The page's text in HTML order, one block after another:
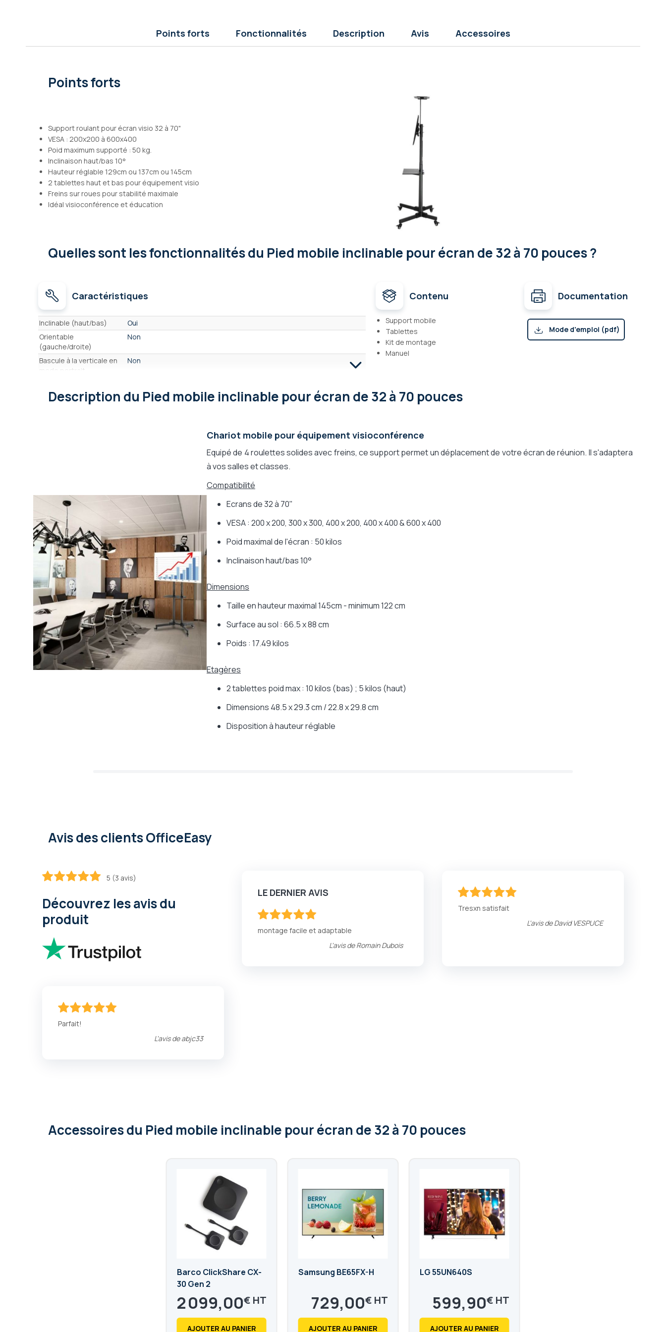
Points forts Fonctionnalités Description Avis Accessoires
Points forts
Support roulant pour écran visio 32 à 70"
VESA : 200x200 à 600x400
Poid maximum supporté : 50 kg.
Inclinaison haut/bas 10°
Hauteur réglable 129cm ou 137cm ou 145cm
2 tablettes haut et bas pour équipement visio
Freins sur roues pour stabilité maximale
Idéal visioconférence et éducation
Quelles sont les fonctionnalitésdu Pied mobile inclinable pour écran de 32 à 70 pouces ?
Caractéristiques
Caractéristiques
Inclinable (haut/bas)
Oui
Orientable
(gauche/droite)
Non
Bascule à la verticale en
mode portrait
Non
Fixation VESA (L x H)
200 x 200, 300 x 300, 300 x 400 , 400 x 200, 400 x 400, 600 x 400
Contenu
Support mobile
Tablettes
Kit de montage
Manuel
Documentation
Mode d'emploi (pdf)
Description du Pied mobile inclinable pour écran de 32 à 70 pouces
Chariot mobile pour équipement visioconférence
Equipé de 4 roulettes solides avec freins, ce support permet un déplacement de votre écran de réunion. Il s'adaptera
à vos salles et classes.
Compatibilité
Ecrans de 32 à 70"
VESA : 200 x 200, 300 x 300, 400 x 200, 400 x 400 & 600 x 400
Poid maximal de l'écran : 50 kilos
Inclinaison haut/bas 10°
Dimensions
Taille en hauteur maximal 145cm - minimum 122 cm
Surface au sol : 66.5 x 88 cm
Poids : 17.49 kilos
Etagères
2 tablettes poid max : 10 kilos (bas) ; 5 kilos (haut)
Dimensions 48.5 x 29.3 cm / 22.8 x 29.8 cm
Disposition à hauteur réglable
Avis des clients OfficeEasy
5 (3 avis)
Découvrez les avis du
produit
LE DERNIER AVIS
montage facile et adaptable
L'avis deRomain Dubois
Tresxn satisfait
L'avis deDavid VESPUCE
Parfait!
L'avis deabjc33
Accessoiresdu Pied mobile inclinable pour écran de 32 à 70 pouces
Barco ClickShare CX-
30 Gen 2
2 099,00€
2 518,80
AJOUTER AU PANIER
Samsung BE65FX-H
729,00€
874,80 €
AJOUTER AU PANIER
LG 55UN640S
599,90€
719,88
AJOUTER AU PANIER